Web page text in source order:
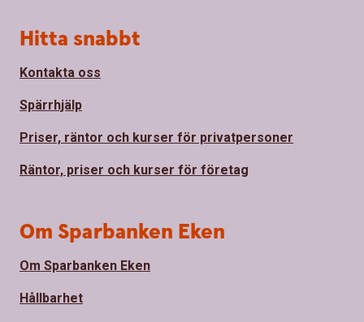
Sidfot
Hitta snabbt
Kontakta oss
Spärrhjälp
Priser, räntor och kurser för privatpersoner
Räntor, priser och kurser för företag
Om Sparbanken Eken
Om Sparbanken Eken
Hållbarhet